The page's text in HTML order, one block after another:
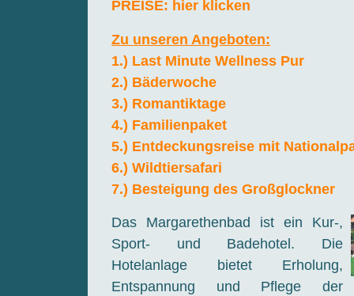
PREISE: hier klicken
Zu unseren Angeboten:
1.) Last Minute Wellness Pur
2.) Bäderwoche
3.) Romantiktage
4.) Familienpaket
5.) Entdeckungsreise mit
6.) Wildtiersafari
7.) Besteigung des Großglockner
Das Margarethenbad ist ein Kur-,
Sport- und Badehotel. Die
Hotelanlage bietet Erholung,
Entspannung und Pflege der